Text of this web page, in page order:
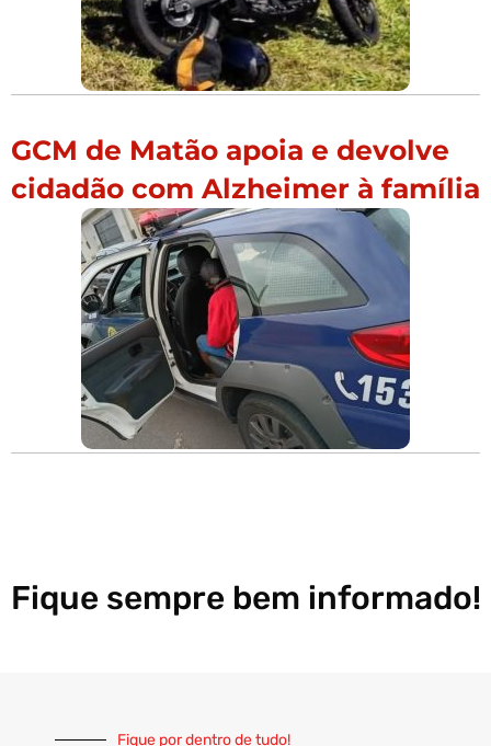
GCM de Matão apoia e devolve
cidadão com Alzheimer à família
Fique sempre bem informado!
Fique por dentro de tudo!